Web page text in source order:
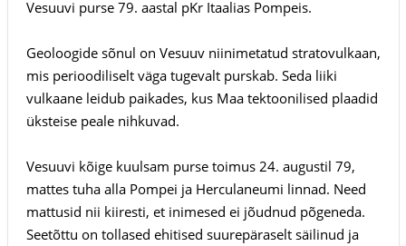
Vesuuvi purse 79. aastal pKr Itaalias Pompeis.
Geoloogide sõnul on Vesuuv niinimetatud stratovulkaan,
mis perioodiliselt väga tugevalt purskab. Seda liiki
vulkaane leidub paikades, kus Maa tektoonilised plaadid
üksteise peale nihkuvad.
Vesuuvi kõige kuulsam purse toimus 24. augustil 79,
mattes tuha alla Pompei ja Herculaneumi linnad. Need
mattusid nii kiiresti, et inimesed ei jõudnud põgeneda.
Seetõttu on tollased ehitised suurepäraselt säilinud ja